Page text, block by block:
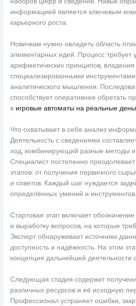
информацией является ключевым
карьерного роста.
Новичкам нужно овладеть область
элементарных идей. Процесс требует
арифметических принципов, владения
специализированными
аналитического мышления.
способствует оперативнее обретать
в игровые автоматы на реальные
Что охватывает в себя анализ
Деятельность с сведениями
ход, комбинирующий разные методы и
Специалист постепенно преодолевает
этапов: от получения первичного
и советов. Каждый шаг нуждается
определённых умений и инструментов.
Стартовая этап включает
и выработку вопросов, на которые
Эксперт обнаруживает источники
доступность и надёжность. На этом
концепция дальнейшей деятельности
Следующая стадия содержит
различных ресурсов и её исходную
Профессионал устраняет ошибки,